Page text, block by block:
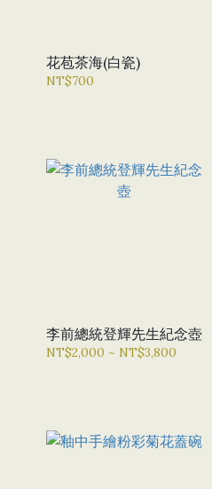
花苞茶海(白瓷)
NT$700
李前總統登輝先生紀念壺
NT$2,000 ~ NT$3,800